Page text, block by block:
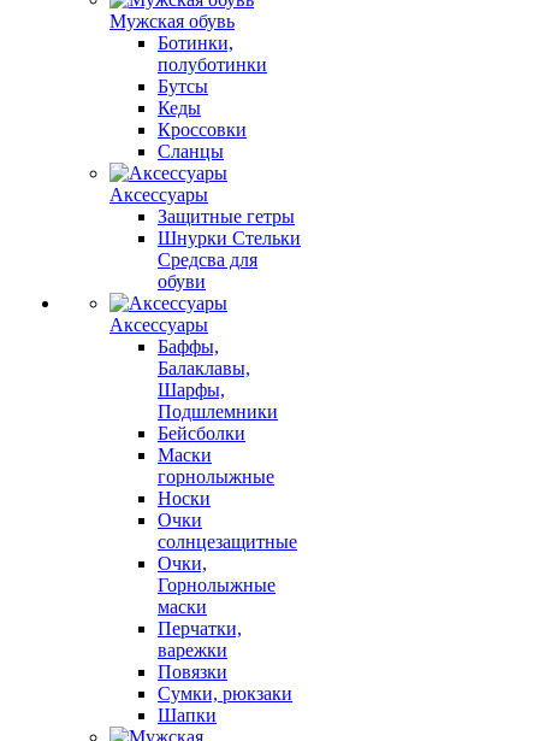
Мужская обувь
Ботинки,
полуботинки
Бутсы
Кеды
Кроссовки
Сланцы
Аксессуары
Защитные гетры
Шнурки Стельки
Средсва для
обуви
Аксессуары
Баффы,
Балаклавы,
Шарфы,
Подшлемники
Бейсболки
Маски
горнолыжные
Носки
Очки
солнцезащитные
Очки,
Горнолыжные
маски
Перчатки,
варежки
Повязки
Сумки, рюкзаки
Шапки